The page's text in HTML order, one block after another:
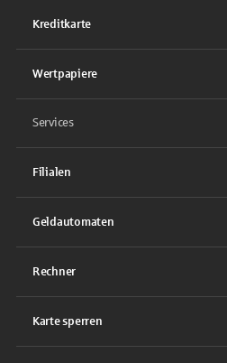
Kreditkarte
Wertpapiere
Services
Filialen
Geldautomaten
Rechner
Karte sperren